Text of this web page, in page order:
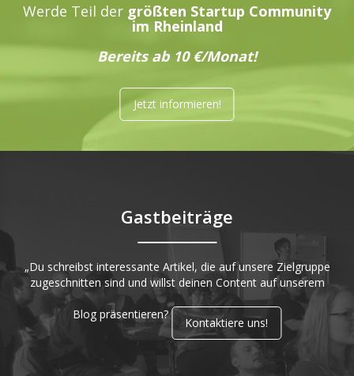
Werde Teil der größten Startup Community
im Rheinland
Bereits ab 10 €/Monat!
Jetzt informieren!
Gastbeiträge
„Du schreibst interessante Artikel, die auf unsere Zielgruppe
zugeschnitten sind und willst deinen Content auf unserem
Blog präsentieren?
Kontaktiere uns!